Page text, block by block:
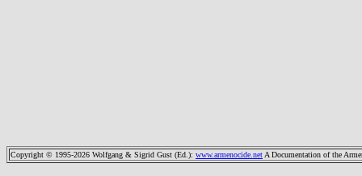
Copyright © 1995-2026 Wolfgang & Sigrid Gust (Ed.): www.armenocide.net A Documentation of the